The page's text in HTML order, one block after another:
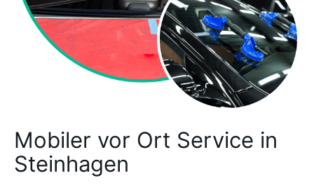
Mobiler vor Ort Service in
Steinhagen